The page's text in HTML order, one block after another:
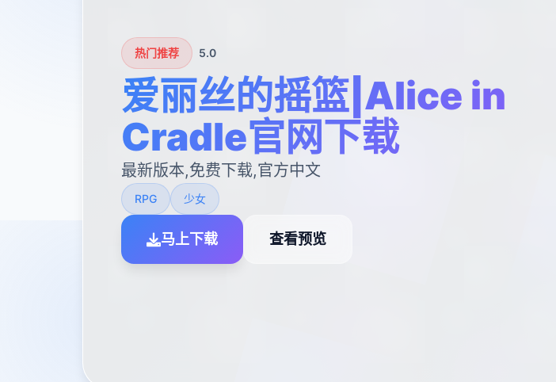
热门推荐 5.0
爱丽丝的摇篮|Alice in
Cradle官网下载
最新版本,免费下载,官方中文
RPG 少女
马上下载 查看预览